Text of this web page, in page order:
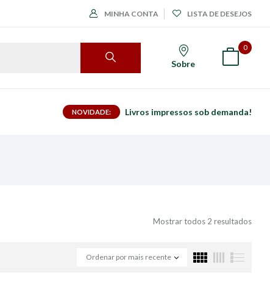
MINHA CONTA LISTA DE DESEJOS
Sobre
0
NOVIDADE: Livros impressos sob demanda!
Mostrar todos 2 resultados
Ordenar por mais recente